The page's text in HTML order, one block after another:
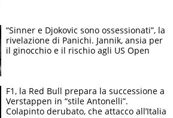
“Sinner e Djokovic sono ossessionati”, la
rivelazione di Panichi. Jannik, ansia per
il ginocchio e il rischio agli US Open
F1, la Red Bull prepara la successione a
Verstappen in “stile Antonelli”.
Colapinto derubato, che attacco all’Italia